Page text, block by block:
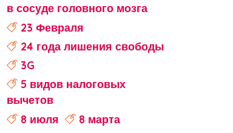
в сосуде головного мозга
23 Февраля
24 года лишения свободы
3G
5 видов налоговых
вычетов
8 июля
8 марта